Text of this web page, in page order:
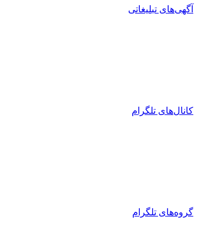
آگهی‌های تبلیغاتی
کانال‌های تلگرام
گروه‌های تلگرام